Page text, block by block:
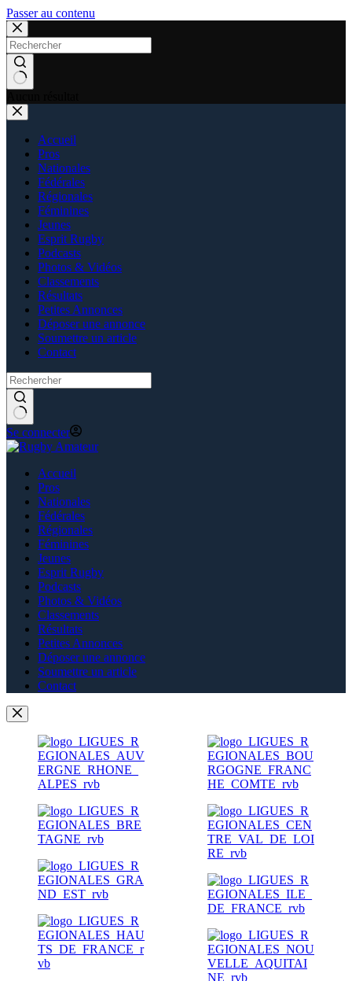
Passer au contenu
Accueil
Pros
Nationales
Fédérales
Régionales
Féminines
Jeunes
Esprit Rugby
Podcasts
Photos & Vidéos
Classements
Résultats
Petites Annonces
Déposer une annonce
Soumettre un article
Contact
Se connecter
Accueil
Pros
Nationales
Fédérales
Régionales
Féminines
Jeunes
Esprit Rugby
Podcasts
Photos & Vidéos
Classements
Résultats
Petites Annonces
Déposer une annonce
Soumettre un article
Contact